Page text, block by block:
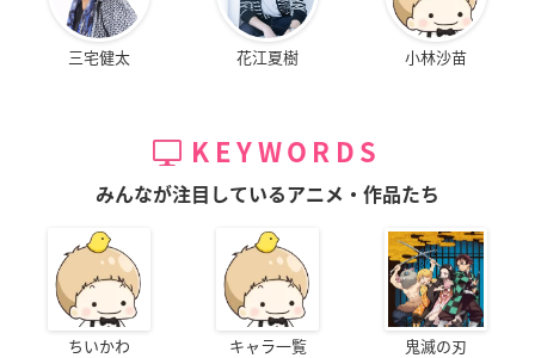
三宅健太 花江夏樹 小林沙苗
KEYWORDS
みんなが注目しているアニメ・作品たち
ちいかわ キャラ一覧 鬼滅の刃